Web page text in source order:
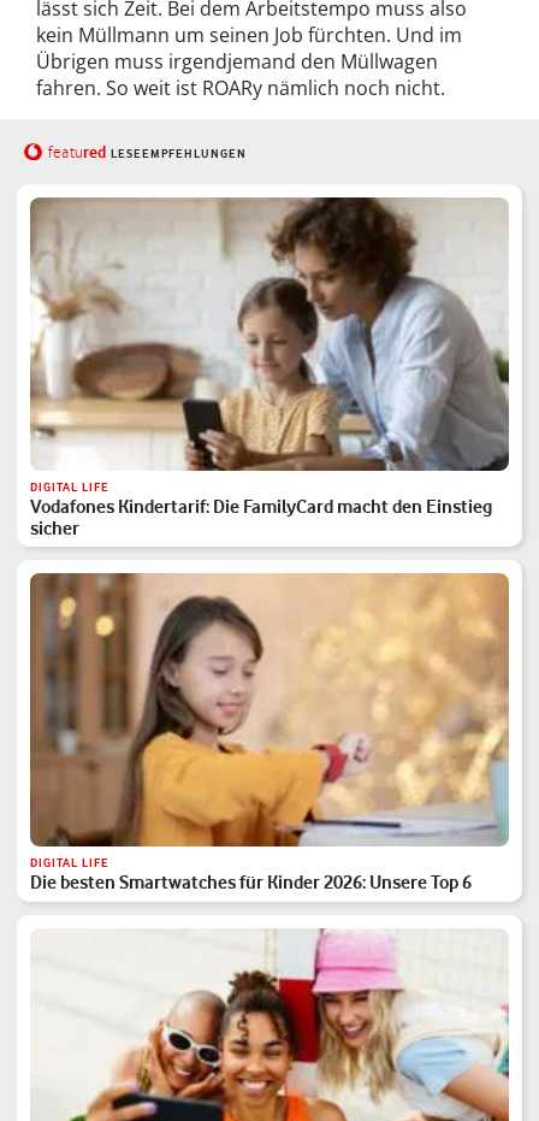
lässt sich Zeit. Bei dem Arbeitstempo muss also
kein Müllmann um seinen Job fürchten. Und im
Übrigen muss irgendjemand den Müllwagen
fahren. So weit ist ROARy nämlich noch nicht.
featured LESEEMPFEHLUNGEN
DIGITAL LIFE
Vodafones Kindertarif: Die FamilyCard macht den Einstieg
sicher
DIGITAL LIFE
Die besten Smartwatches für Kinder 2026: Unsere Top 6